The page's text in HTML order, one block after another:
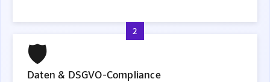
2
🛡️
Daten & DSGVO-Compliance